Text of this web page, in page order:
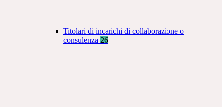
Titolari di incarichi di collaborazione o
consulenza 26